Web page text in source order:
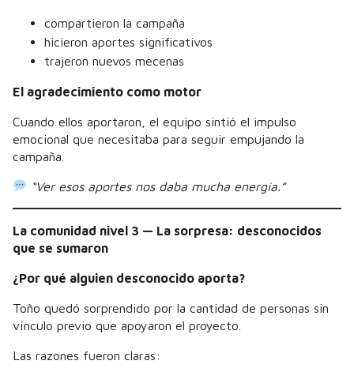
compartieron la campaña
hicieron aportes significativos
trajeron nuevos mecenas
El agradecimiento como motor
Cuando ellos aportaron, el equipo sintió el impulso
emocional que necesitaba para seguir empujando la
campaña.
“Ver esos aportes nos daba mucha energía.”
La comunidad nivel 3 — La sorpresa: desconocidos
que se sumaron
¿Por qué alguien desconocido aporta?
Toño quedó sorprendido por la cantidad de personas sin
vínculo previo que apoyaron el proyecto.
Las razones fueron claras: